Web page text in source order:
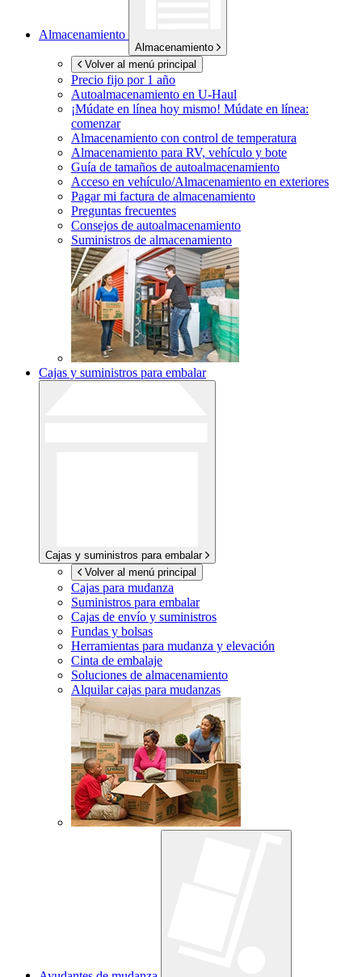
Almacenamiento
Almacenamiento
Volver al menú principal
Precio fijo por 1 año
Autoalmacenamiento en U-Haul
¡Múdate en línea hoy mismo! Múdate en línea:
comenzar
Almacenamiento con control de temperatura
Almacenamiento para RV, vehículo y bote
Guía de tamaños de autoalmacenamiento
Acceso en vehículo/Almacenamiento en exteriores
Pagar mi factura de almacenamiento
Preguntas frecuentes
Consejos de autoalmacenamiento
Suministros de almacenamiento
Cajas y suministros para embalar
Cajas y suministros para embalar
Volver al menú principal
Cajas para mudanza
Suministros para embalar
Cajas de envío y suministros
Fundas y bolsas
Herramientas para mudanza y elevación
Cinta de embalaje
Soluciones de almacenamiento
Alquilar cajas para mudanzas